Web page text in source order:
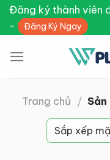
Skip
content
Đăng ký thành viên
-
Đăng Ký Ngay
Trang chủ / Sản